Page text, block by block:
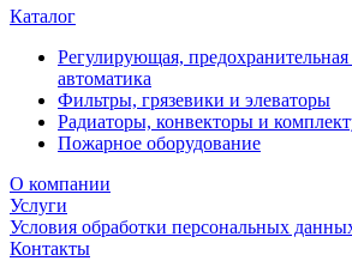
Каталог
Регулирующая, предохранительная
автоматика
Фильтры, грязевики и элеваторы
Радиаторы, конвекторы и
Пожарное оборудование
О компании
Услуги
Условия обработки персональных
Контакты